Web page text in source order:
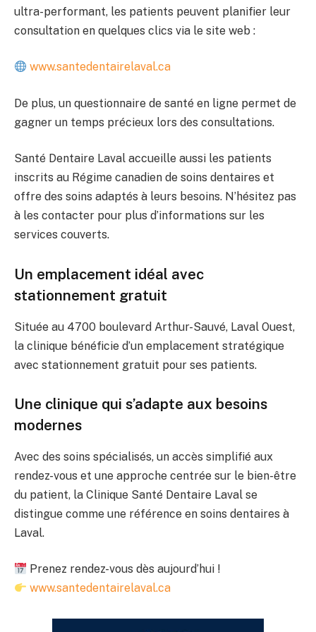
ultra-performant, les patients peuvent planifier leur
consultation en quelques clics via le site web :
www.santedentairelaval.ca
De plus, un questionnaire de santé en ligne permet de
gagner un temps précieux lors des consultations.
Santé Dentaire Laval accueille aussi les patients
inscrits au Régime canadien de soins dentaires et
offre des soins adaptés à leurs besoins. N’hésitez pas
à les contacter pour plus d’informations sur les
services couverts.
Un emplacement idéal avec
stationnement gratuit
Située au 4700 boulevard Arthur-Sauvé, Laval Ouest,
la clinique bénéficie d’un emplacement stratégique
avec stationnement gratuit pour ses patients.
Une clinique qui s’adapte aux besoins
modernes
Avec des soins spécialisés, un accès simplifié aux
rendez-vous et une approche centrée sur le bien-être
du patient, la Clinique Santé Dentaire Laval se
distingue comme une référence en soins dentaires à
Laval.
Prenez rendez-vous dès aujourd’hui !
www.santedentairelaval.ca